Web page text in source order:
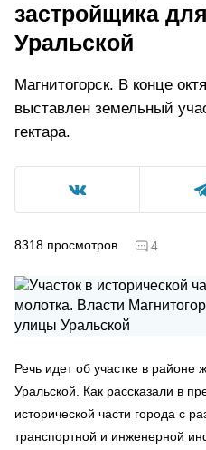
застройщика
Уральской
Магнитогорск. В конце
выставлен земельный
гектара.
8318 просмотров 4
Речь идет об участке в
Уральской. Как рассказали в
исторической части города с
транспортной и инженерной